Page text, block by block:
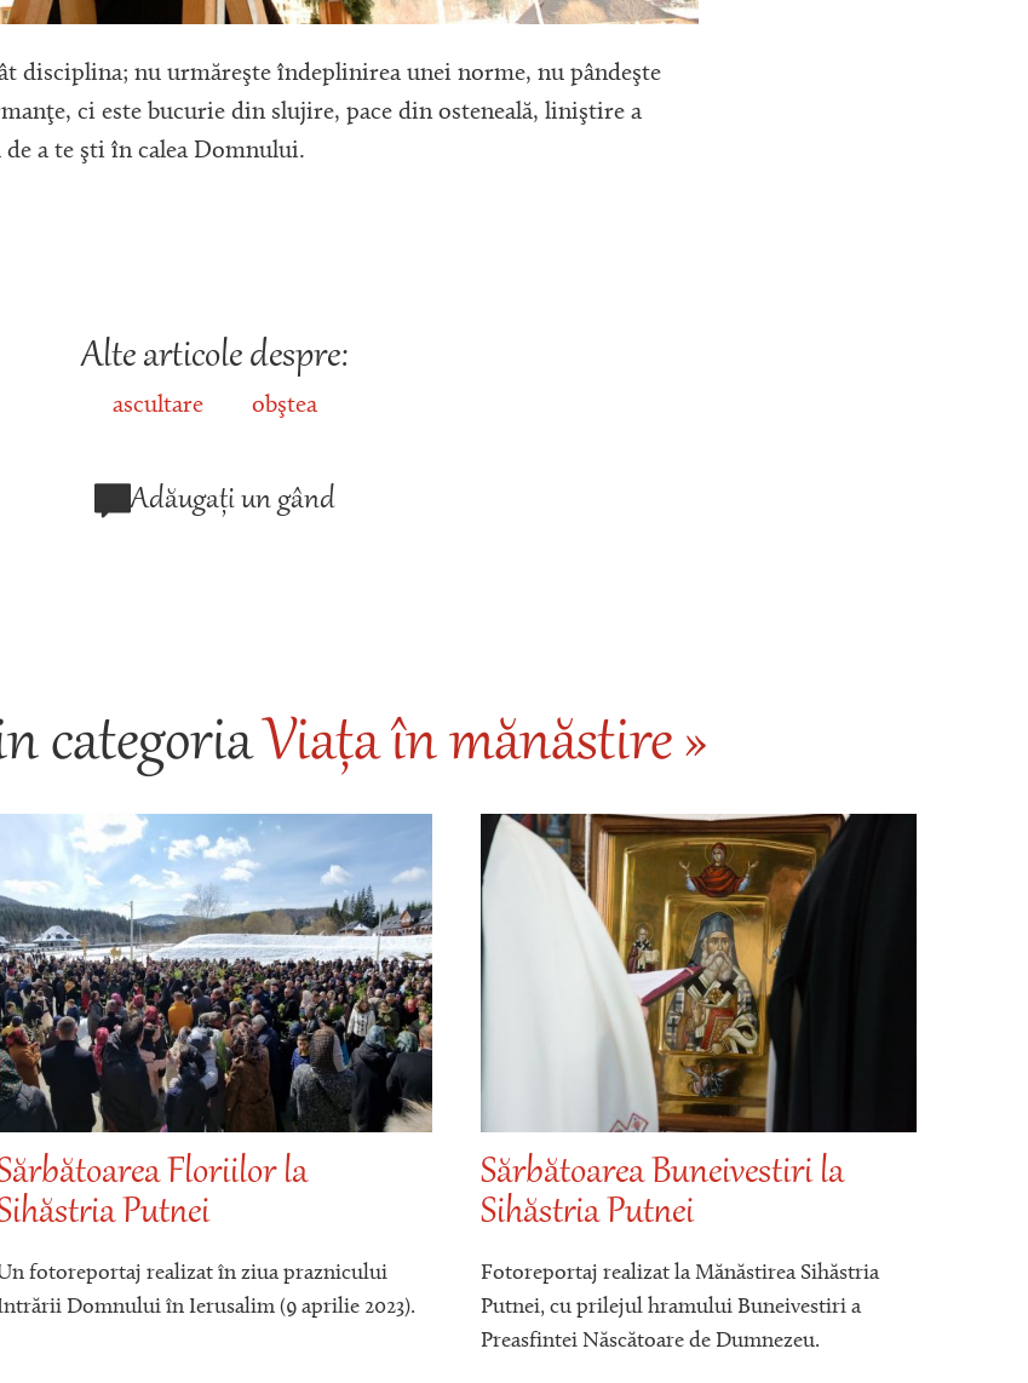
disciplina; nu urmăreşte îndeplinirea unei norme, nu pândeşte
ci este bucurie din slujire, pace din osteneală, liniştire a
a te şti în calea Domnului.
Alte articole despre:
ascultare obştea
Adăugați un gând
categoriaViața în mănăstire »
Floriilor la
Putnei
fotoreportaj realizat în ziua praznicului
Domnului în Ierusalim (9 aprilie 2023).
Sărbătoarea Buneivestiri la
Sihăstria Putnei
Fotoreportaj realizat la Mănăstirea Sihăstria
Putnei, cu prilejul hramului Buneivestiri a
Preasfintei Născătoare de Dumnezeu.